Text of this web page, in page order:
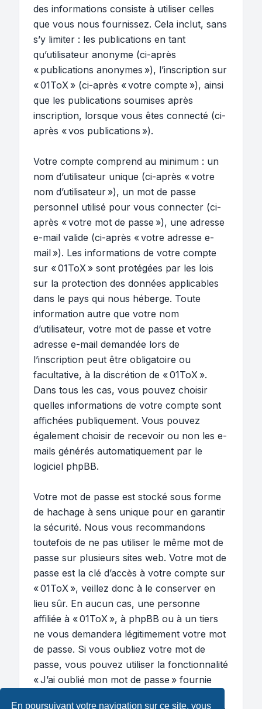
En poursuivant votre navigation sur ce site, vous
des informations consiste à utiliser celles
que vous nous fournissez. Cela inclut, sans
s’y limiter : les publications en tant
qu’utilisateur anonyme (ci-après
« publications anonymes »), l’inscription sur
« 01ToX » (ci-après « votre compte »), ainsi
que les publications soumises après
inscription, lorsque vous êtes connecté (ci-
après « vos publications »).
Votre compte comprend au minimum : un
nom d’utilisateur unique (ci-après « votre
nom d’utilisateur »), un mot de passe
personnel utilisé pour vous connecter (ci-
après « votre mot de passe »), une adresse
e-mail valide (ci-après « votre adresse e-
mail »). Les informations de votre compte
sur « 01ToX » sont protégées par les lois
sur la protection des données applicables
dans le pays qui nous héberge. Toute
information autre que votre nom
d’utilisateur, votre mot de passe et votre
adresse e-mail demandée lors de
l’inscription peut être obligatoire ou
facultative, à la discrétion de « 01ToX ».
Dans tous les cas, vous pouvez choisir
quelles informations de votre compte sont
affichées publiquement. Vous pouvez
également choisir de recevoir ou non les e-
mails générés automatiquement par le
logiciel phpBB.
Votre mot de passe est stocké sous forme
de hachage à sens unique pour en garantir
la sécurité. Nous vous recommandons
toutefois de ne pas utiliser le même mot de
passe sur plusieurs sites web. Votre mot de
passe est la clé d’accès à votre compte sur
« 01ToX », veillez donc à le conserver en
lieu sûr. En aucun cas, une personne
affiliée à « 01ToX », à phpBB ou à un tiers
ne vous demandera légitimement votre mot
de passe. Si vous oubliez votre mot de
passe, vous pouvez utiliser la fonctionnalité
« J’ai oublié mon mot de passe » fournie